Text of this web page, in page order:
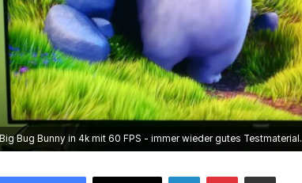
Big Bug Bunny in 4k mit 60 FPS - immer wieder gutes Testmaterial.